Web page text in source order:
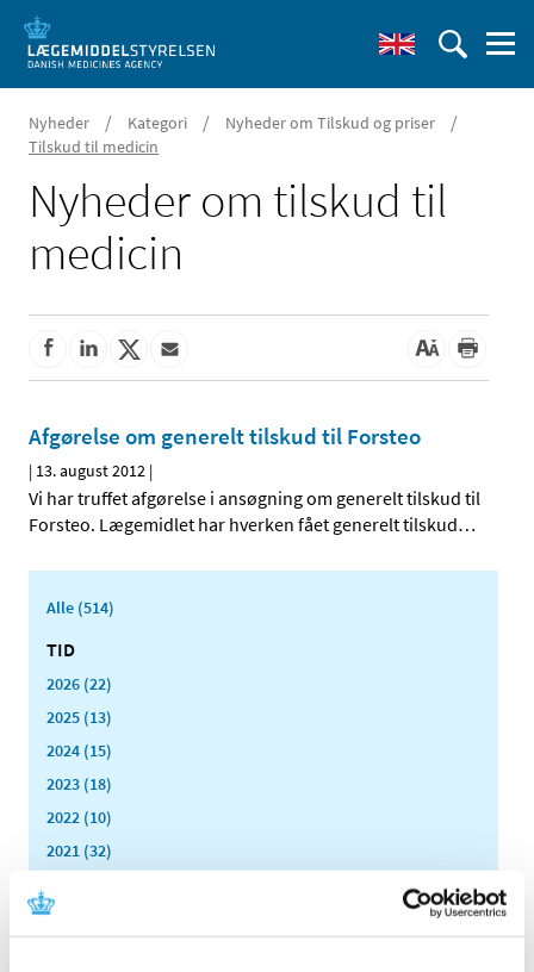
Nyheder / Kategori / Nyheder om Tilskud og priser /
Tilskud til medicin
Nyheder om tilskud til
medicin
Afgørelse om generelt tilskud til Forsteo
| 13. august 2012 |
Vi har truffet afgørelse i ansøgning om generelt tilskud til
Forsteo. Lægemidlet har hverken fået generelt tilskud…
Alle (514)
TID
2026 (22)
2025 (13)
2024 (15)
2023 (18)
2022 (10)
2021 (32)
2019 (41)